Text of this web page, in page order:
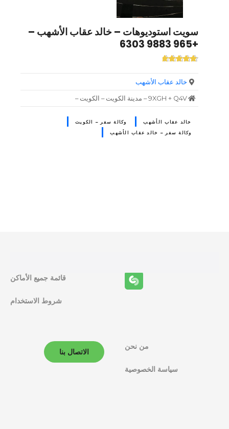
سويت استوديوهات – خالد عقاب الأشهب –
+965 9883 6303
خالد عقاب الأشهب
9XGH + Q4V – مدينة الكويت – الكويت –
خالد عقاب الأشهب
وكالة سفر – الكويت
وكالة سفر – خالد عقاب الأشهب
قائمة جميع الأماكن
شروط الاستخدام
من نحن
سياسة الخصوصية
الاتصال بنا